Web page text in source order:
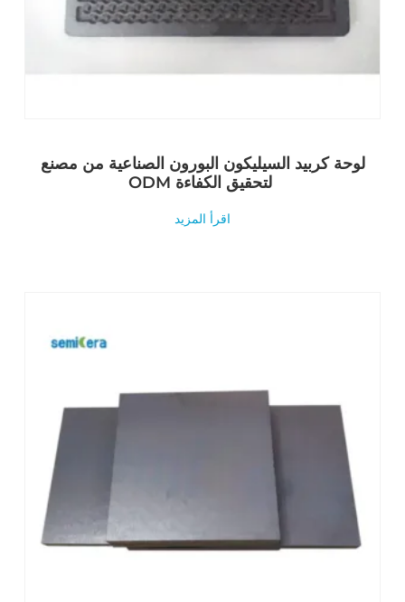
لوحة كربيد السيليكون البورون الصناعية من مصنع
اقرأ المزيد